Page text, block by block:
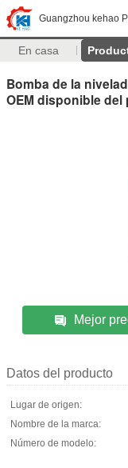
Guangzhou kehao
En casa
Bomba de la
OEM disponible del
Mejor
Datos del producto
Lugar de origen:
Nombre de la marca:
Número de modelo: